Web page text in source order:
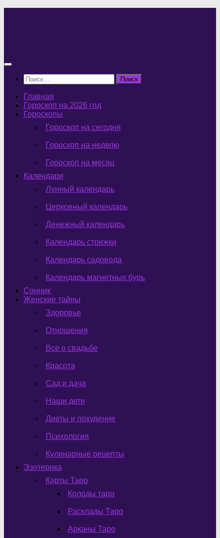
Найти:
Главная
Гороскоп на 2026 год
Гороскопы
Гороскоп на сегодня
Гороскоп на неделю
Гороскоп на месяц
Календари
Лунный календарь
Церковный календарь
Денежный календарь
Календарь стрижки
Календарь садовода
Календарь магнитных бурь
Сонник
Женские тайны
Здоровье
Отношения
Все о свадьбе
Красота
Сад и дача
Наши дети
Диеты и похудение
Психология
Кулинарные рецепты
Эзотерика
Карты Таро
Колоды таро
Расклады Таро
Арканы Таро